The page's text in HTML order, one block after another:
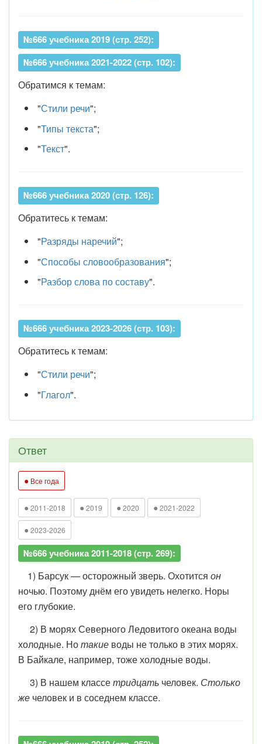
№666 учебника 2019 (стр. 252):
№666 учебника 2021-2022 (стр. 102):
Обратимся к темам:
"Стили речи";
"Типы текста";
"Текст".
№666 учебника 2020 (стр. 126):
Обратитесь к темам:
"Разряды наречий";
"Способы словообразования";
"Разбор слова по составу".
№666 учебника 2023-2026 (стр. 103):
Обратитесь к темам:
"Стили речи";
"Глагол".
Ответ
● Все года
● 2011-2018 ● 2019 ● 2020 ● 2021-2022
● 2023-2026
№666 учебника 2011-2018 (стр. 269):
1) Барсук — осторожный зверь. Охотится он
ночью. Поэтому днём его увидеть нелегко. Норы
его глубокие.
2) В морях Северного Ледовитого океана воды
холодные. Нотакие воды не только в этих морях.
В Байкале, например, тоже холодные воды.
3) В нашем классетридцать человек. Столько
же человек и в соседнем классе.